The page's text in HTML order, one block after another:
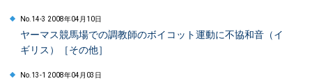
No.14-3 2008年04月10日
ヤーマス競馬場での調教師のボイコット運動に不協和音（イ
ギリス）［その他］
No.13-1 2008年04月03日